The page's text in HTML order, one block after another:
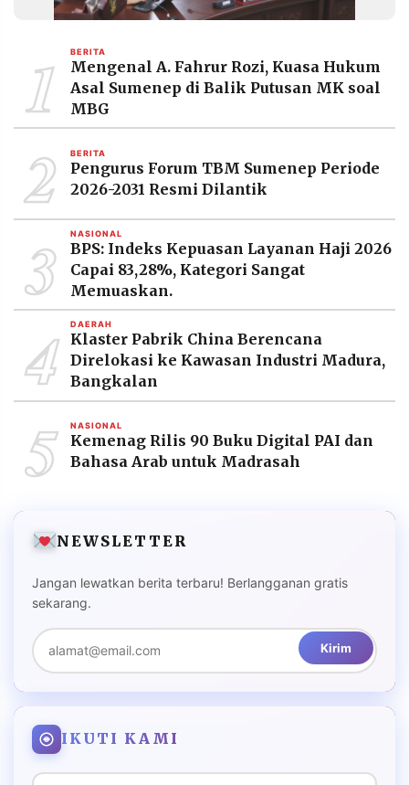
1 BERITA
Mengenal A. Fahrur Rozi, Kuasa Hukum
Asal Sumenep di Balik Putusan MK soal
MBG
2 BERITA
Pengurus Forum TBM Sumenep Periode
2026-2031 Resmi Dilantik
3 NASIONAL
BPS: Indeks Kepuasan Layanan Haji 2026
Capai 83,28%, Kategori Sangat
Memuaskan.
4 DAERAH
Klaster Pabrik China Berencana
Direlokasi ke Kawasan Industri Madura,
Bangkalan
5 NASIONAL
Kemenag Rilis 90 Buku Digital PAI dan
Bahasa Arab untuk Madrasah
NEWSLETTER
Jangan lewatkan berita terbaru! Berlangganan gratis
sekarang.
Kirim
IKUTI KAMI